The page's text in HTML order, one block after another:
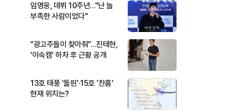
임영웅, 데뷔 10주년…"난 늘
부족한 사람이었다"
"광고주들이 찾아줘"…진태현,
'이숙캠' 하차 후 근황 공개
13호 태풍 '돌핀'·15호 '찬홈'
현재 위치는?